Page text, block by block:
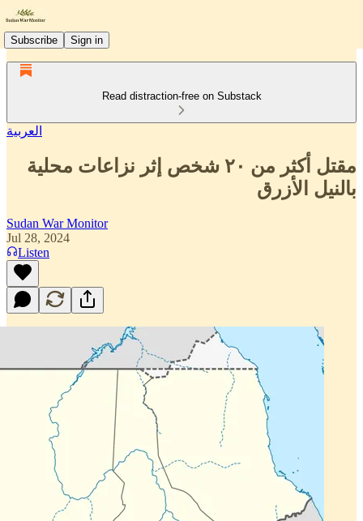
Subscribe Sign in
Read distraction-free on Substack
العربية
مقتل أكثر من ٢٠ شخص إثر نزاعات محلية
بالنيل الأزرق
Sudan War Monitor
Jul 28, 2024
Listen